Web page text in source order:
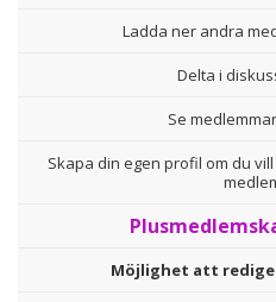
Ladda ner andra
Delta i
Se
Skapa din egen profil om du
Möjlighet att